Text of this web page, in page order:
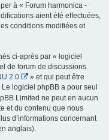
à « Forum harmonica -
aient été effectuées,
conditions modifiées et
ci-après par « logiciel
de forum de discussions
2.0
» et qui peut être
logiciel phpBB a pour seul
Limited ne peut en aucun
et du contenu que nous
d’informations concernant
anglais).